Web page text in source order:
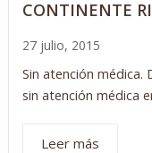
CONTINENTE
27 julio, 2015
Sin atención médica.
sin atención médica
Leer más